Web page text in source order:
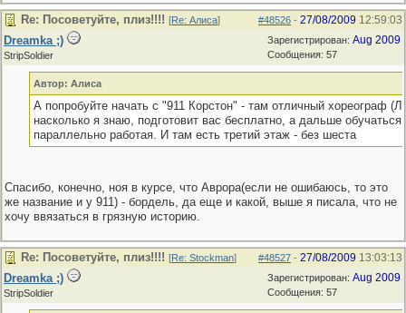
#48526 - 27/08/2009 12:59:03
Re: Посоветуйте, плиз!!!! [Re: Алиса]
Зарегистрирован: Aug 2009
Сообщения: 57
Dreamka ;)
StripSoldier
Автор: Алиса
А попробуйте начать с "911 Корстон" - там отличный хореограф
насколько я знаю, подготовит вас бесплатно, а дальше
параллельно работая. И там есть третий этаж - без шеста
Спасибо, конечно, ноя в курсе, что Аврора(если не ошибаюсь, то это
же название и у 911) - бордель, да еще и какой, выше я писала, что не
хочу ввязаться в грязную историю.
#48527 - 27/08/2009 13:03:13
Re: Посоветуйте, плиз!!!! [Re: Stockman]
Зарегистрирован: Aug 2009
Сообщения: 57
Dreamka ;)
StripSoldier